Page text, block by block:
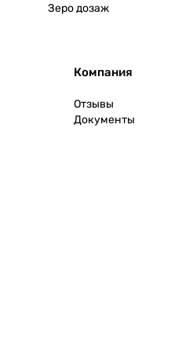
Зеро дозаж
Компания
Отзывы
Документы